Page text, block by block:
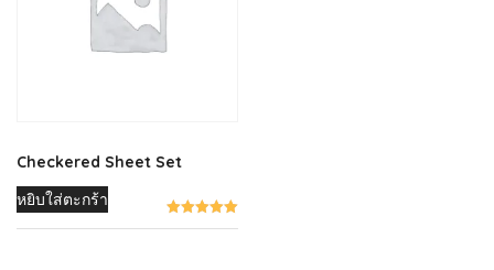
Checkered Sheet Set
หยิบใส่ตะกร้า